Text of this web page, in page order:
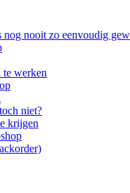
nooit zo eenvoudig
te werken
niet?
krijgen